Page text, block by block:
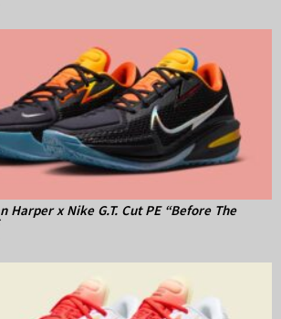
Harper x Nike G.T. Cut PE “Before The